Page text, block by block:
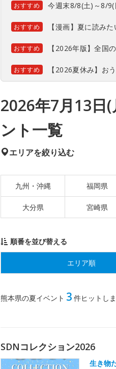
おすすめ 今週末8/8(土)～8/9(
おすすめ 【漫画】夏に読み
おすすめ 【2026年版】全国
おすすめ 【2026夏休み】お
2026年7月13日
ント一覧
エリアを絞り込む
九州・沖縄 福岡県
大分県 宮崎県
順番を並び替える
エリア順
熊本県の夏イベント 3 件ヒットし
SDNコレクション2026
生き物